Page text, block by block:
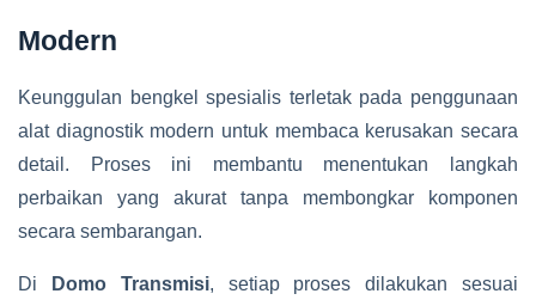
Modern
Keunggulan bengkel spesialis terletak pada penggunaan
alat diagnostik modern untuk membaca kerusakan secara
detail. Proses ini membantu menentukan langkah
perbaikan yang akurat tanpa membongkar komponen
secara sembarangan.
Di Domo Transmisi, setiap proses dilakukan sesuai